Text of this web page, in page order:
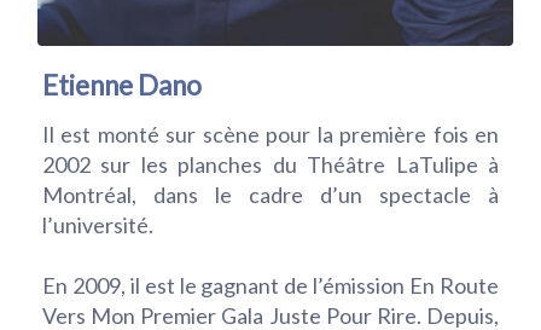
Etienne Dano
Il est monté sur scène pour la première fois en
2002 sur les planches du Théâtre LaTulipe à
Montréal, dans le cadre d’un spectacle à
l’université.
En 2009, il est le gagnant de l’émission En Route
Vers Mon Premier Gala Juste Pour Rire. Depuis,